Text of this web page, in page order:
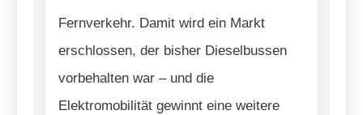
Fernverkehr. Damit wird ein Markt
erschlossen, der bisher Dieselbussen
vorbehalten war – und die
Elektromobilität gewinnt eine weitere